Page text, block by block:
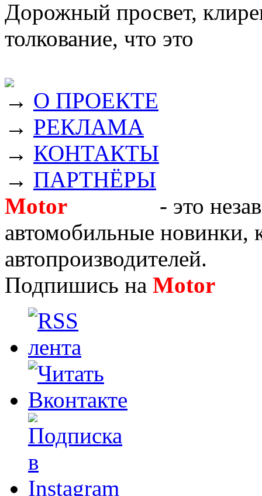
Дорожный просвет,
толкование, что это
→ О ПРОЕКТЕ
→ РЕКЛАМА
→ КОНТАКТЫ
→ ПАРТНЁРЫ
Motor
- это
автомобильные новинки,
автопроизводителей.
Подпишись на Motor